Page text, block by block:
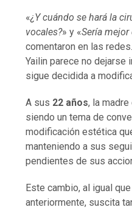
«¿Y cuándo se hará la
vocales?» y «Sería
comentaron en las
Yailin parece no
sigue decidida a
A sus 22 años, la madre
siendo un tema de
modificación estética
manteniendo a sus
pendientes de sus
Este cambio, al igual
anteriormente, suscita